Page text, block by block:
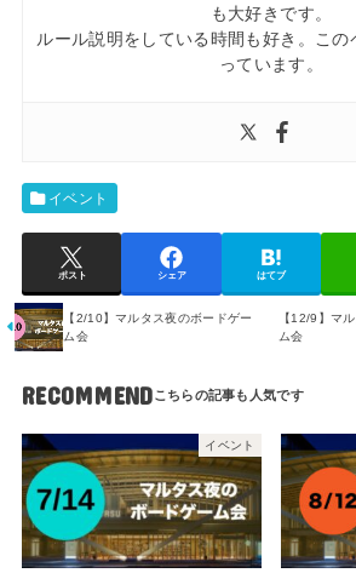
も大好きです。
ルール説明をしている時間も好き。この
っています。
イベント
ポスト シェア はてブ
【2/10】マルタス夜のボードゲー
ム会
【12/9】マ
ム会
RECOMMEND
イベント